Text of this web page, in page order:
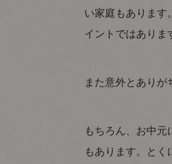
い家庭もあります
イントではありま
また意外とありが
もちろん、お中
もあります。とく